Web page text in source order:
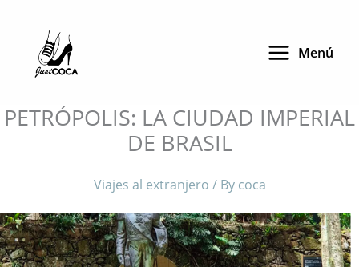
content
Menú
PETRÓPOLIS: LA CIUDAD IMPERIAL
DE BRASIL
Viajes al extranjero / By coca